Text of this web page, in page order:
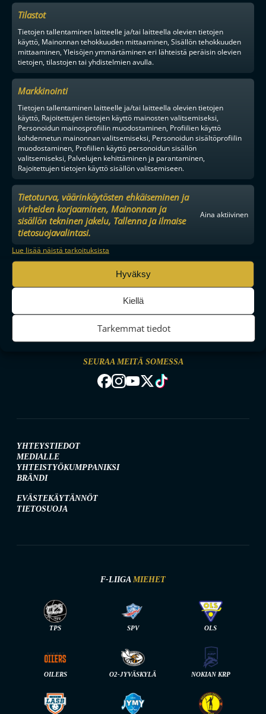
Tilastot
Tietojen tallentaminen laitteelle ja/tai laitteella olevien tietojen
käyttö, Mainonnan tehokkuuden mittaaminen, Sisällön tehokkuuden
mittaaminen, Yleisöjen ymmärtäminen eri lähteistä peräisin olevien
tietojen, tilastojen tai yhdistelmien avulla.
Markkinointi
Tietojen tallentaminen laitteelle ja/tai laitteella olevien tietojen
käyttö, Rajoitettujen tietojen käyttö mainosten valitsemiseksi,
Personoidun mainosprofiilin muodostaminen, Profiilien käyttö
kohdennetun mainonnan valitsemiseksi, Personoidun sisältöprofiilin
muodostaminen, Profiilien käyttö personoidun sisällön
valitsemiseksi, Palvelujen kehittäminen ja parantaminen,
Rajoitettujen tietojen käyttö sisällön valitsemiseen.
Tietoturva, väärinkäytösten ehkäiseminen ja
virheiden korjaaminen, Mainonnan ja
sisällön tekninen jakelu, Tallenna ja ilmaise
tietosuojavalintasi.
Aina aktiivinen
Lue lisää näistä tarkoituksista
Hyväksy
Kiellä
Tarkemmat tiedot
SEURAA MEITÄ SOMESSA
YHTEYSTIEDOT
MEDIALLE
YHTEISTYÖKUMPPANIKSI
BRÄNDI
EVÄSTEKÄYTÄNNÖT
TIETOSUOJA
F-LIIGA MIEHET
TPS SPV OLS
OILERS O2-JYVÄSKYLÄ NOKIAN KRP